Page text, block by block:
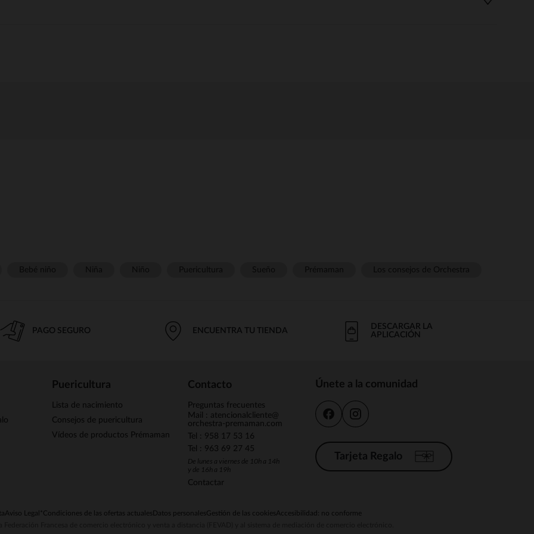
PAGO SEGURO ENCUENTRA TU TIENDA
DESCARGAR LA
APLICACIÓN
Puericultura
Lista de nacimiento
Consejos de puericultura
Vídeos de productos Prémaman
Contacto
Preguntas frecuentes
Mail : atencionalcliente@
orchestra-premaman.com
Tel : 958 17 53 16
Tel : 963 69 27 45
De lunes a viernes de 10h a 14h
y de 16h a 19h
Contactar
Únete a la comunidad
Tarjeta Regalo
Aviso Legal *Condiciones de las ofertas actuales Datos personalesGestión de las cookiesAccesibilidad: no conforme